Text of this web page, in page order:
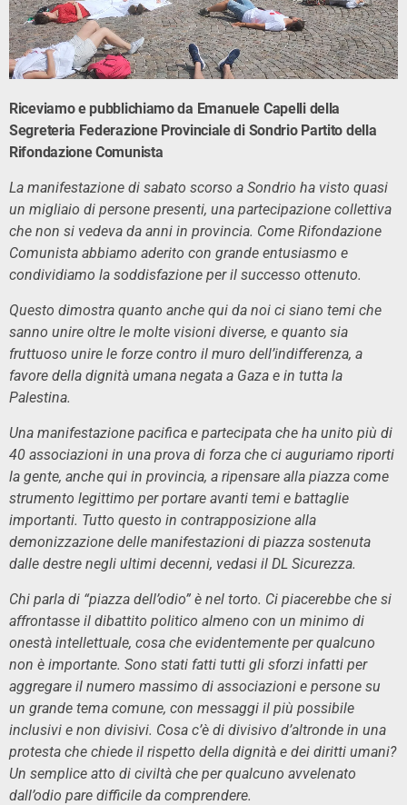
Riceviamo e pubblichiamo da Emanuele Capelli della
Segreteria Federazione Provinciale di Sondrio Partito della
Rifondazione Comunista
La manifestazione di sabato scorso a Sondrio ha visto quasi
un migliaio di persone presenti, una partecipazione collettiva
che non si vedeva da anni in provincia. Come Rifondazione
Comunista abbiamo aderito con grande entusiasmo e
condividiamo la soddisfazione per il successo ottenuto.
Questo dimostra quanto anche qui da noi ci siano temi che
sanno unire oltre le molte visioni diverse, e quanto sia
fruttuoso unire le forze contro il muro dell’indifferenza, a
favore della dignità umana negata a Gaza e in tutta la
Palestina.
Una manifestazione pacifica e partecipata che ha unito più di
40 associazioni in una prova di forza che ci auguriamo riporti
la gente, anche qui in provincia, a ripensare alla piazza come
strumento legittimo per portare avanti temi e battaglie
importanti. Tutto questo in contrapposizione alla
demonizzazione delle manifestazioni di piazza sostenuta
dalle destre negli ultimi decenni, vedasi il DL Sicurezza.
Chi parla di “piazza dell’odio” è nel torto. Ci piacerebbe che si
affrontasse il dibattito politico almeno con un minimo di
onestà intellettuale, cosa che evidentemente per qualcuno
non è importante. Sono stati fatti tutti gli sforzi infatti per
aggregare il numero massimo di associazioni e persone su
un grande tema comune, con messaggi il più possibile
inclusivi e non divisivi. Cosa c’è di divisivo d’altronde in una
protesta che chiede il rispetto della dignità e dei diritti umani?
Un semplice atto di civiltà che per qualcuno avvelenato
dall’odio pare difficile da comprendere.